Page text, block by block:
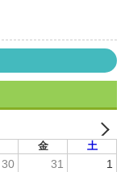
金 土
30 31 1